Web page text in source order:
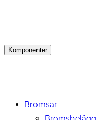
Komponenter
Bromsar